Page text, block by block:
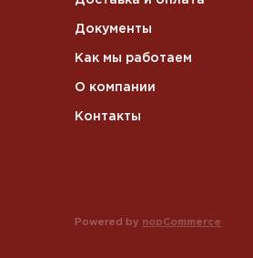
Документы
Как мы работаем
О компании
Контакты
Powered by nopCommerce